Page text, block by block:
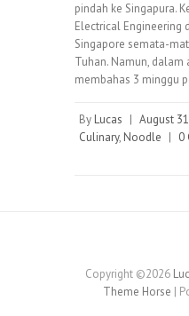
pindah ke Singapura.
Electrical Engineering
Singapore semata-
Tuhan. Namun, dalam
membahas 3 minggu
By Lucas | August
Culinary, Noodle | 0
Copyright ©2026
Theme Horse |